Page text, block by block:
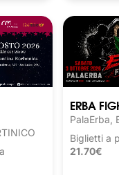
ERBA
PalaErba,
Biglietti a
21.70€